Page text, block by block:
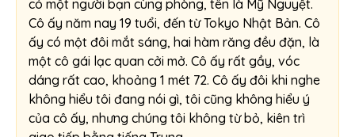
có một người bạn cùng phòng, tên là Mỹ Nguyệt.
Cô ấy năm nay 19 tuổi, đến từ Tokyo Nhật Bản. Cô
ấy có một đôi mắt sáng, hai hàm răng đều đặn, là
một cô gái lạc quan cởi mở. Cô ấy rất gầy, vóc
dáng rất cao, khoảng 1 mét 72. Cô ấy đôi khi nghe
không hiểu tôi đang nói gì, tôi cũng không hiểu ý
của cô ấy, nhưng chúng tôi không từ bỏ, kiên trì